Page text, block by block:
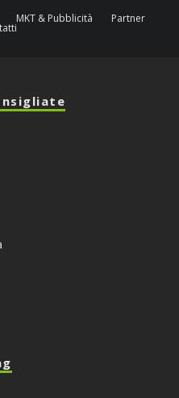
MKT & Pubblicità Partner